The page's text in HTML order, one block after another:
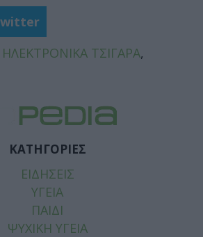
ΗΛΕΚΤΡΟΝΙΚΑ ΤΣΙΓΑΡΑ,
ΚΑΤΗΓΟΡΙΕΣ
ΕΙΔΗΣΕΙΣ
ΥΓΕΙΑ
ΠΑΙΔΙ
ΨΥΧΙΚΗ ΥΓΕΙΑ